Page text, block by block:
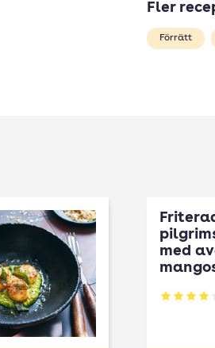
Fler
Förrätt
med
Betyg: